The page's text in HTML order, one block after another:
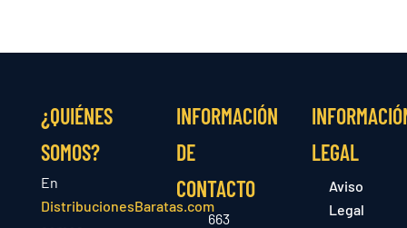
¿QUIÉNES
SOMOS?
En
DistribucionesBaratas.com
INFORMACIÓN
DE
CONTACTO
663
LEGAL
Aviso
Legal